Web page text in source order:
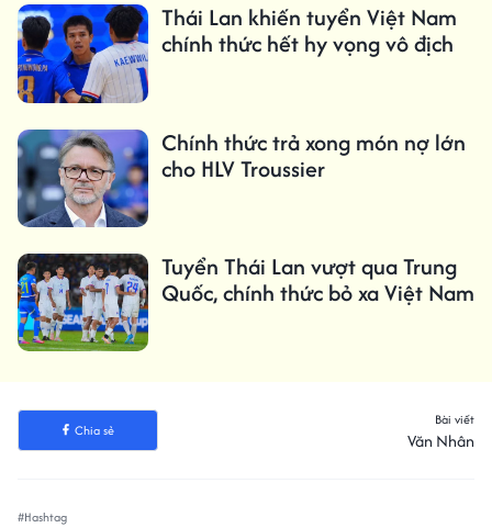
Thái Lan khiến tuyển Việt Nam
chính thức hết hy vọng vô địch
Chính thức trả xong món nợ lớn
cho HLV Troussier
Tuyển Thái Lan vượt qua Trung
Quốc, chính thức bỏ xa Việt Nam
Chia sẻ
Bài viết
Văn Nhân
#Hashtag